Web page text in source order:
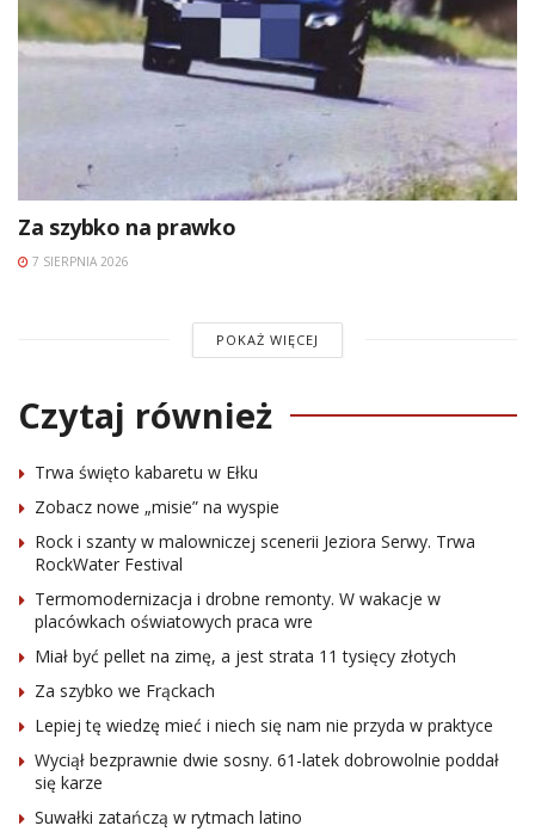
Za szybko na prawko
7 SIERPNIA 2026
POKAŻ WIĘCEJ
Czytaj również
Trwa święto kabaretu w Ełku
Zobacz nowe „misie” na wyspie
Rock i szanty w malowniczej scenerii Jeziora Serwy. Trwa
RockWater Festival
Termomodernizacja i drobne remonty. W wakacje w
placówkach oświatowych praca wre
Miał być pellet na zimę, a jest strata 11 tysięcy złotych
Za szybko we Frąckach
Lepiej tę wiedzę mieć i niech się nam nie przyda w praktyce
Wyciął bezprawnie dwie sosny. 61-latek dobrowolnie poddał
się karze
Suwałki zatańczą w rytmach latino